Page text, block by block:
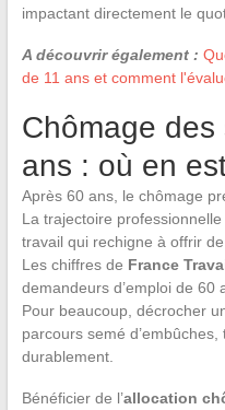
impactant directement le
A découvrir également :
de 11 ans et comment
Chômage
ans : où en
Après 60 ans, le chômage
La trajectoire
travail qui rechigne à offrir
Les chiffres de France
demandeurs d’emploi de 60
Pour beaucoup, décrocher
parcours semé
durablement.
Bénéficier de l’allocation